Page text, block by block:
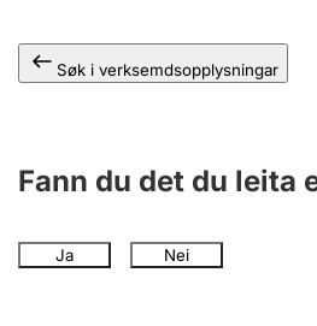
Søk i verksemdsopplysningar
Fann du det du leita
Ja Nei